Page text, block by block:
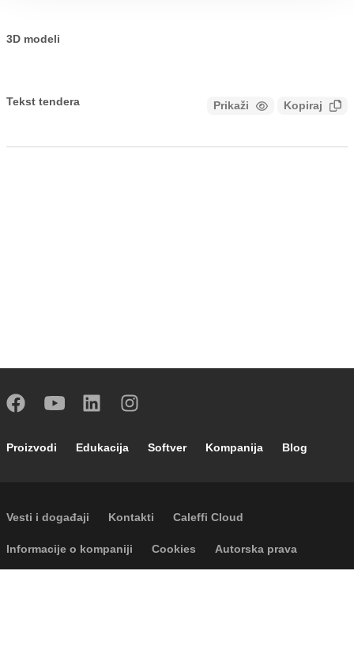
3D modeli
Tekst tendera Prikaži Kopiraj
Footer main navigation
Proizvodi Edukacija Softver Kompanija Blog
Footer secondary navigation
Vesti i događaji Kontakti Caleffi Cloud
Footer menu
Informacije o kompaniji Cookies Autorska prava